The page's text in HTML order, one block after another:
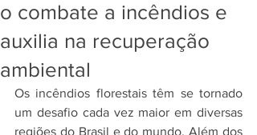
o combate a incêndios e
auxilia na recuperação
ambiental
Os incêndios florestais têm se tornado
um desafio cada vez maior em diversas
regiões do Brasil e do mundo. Além dos